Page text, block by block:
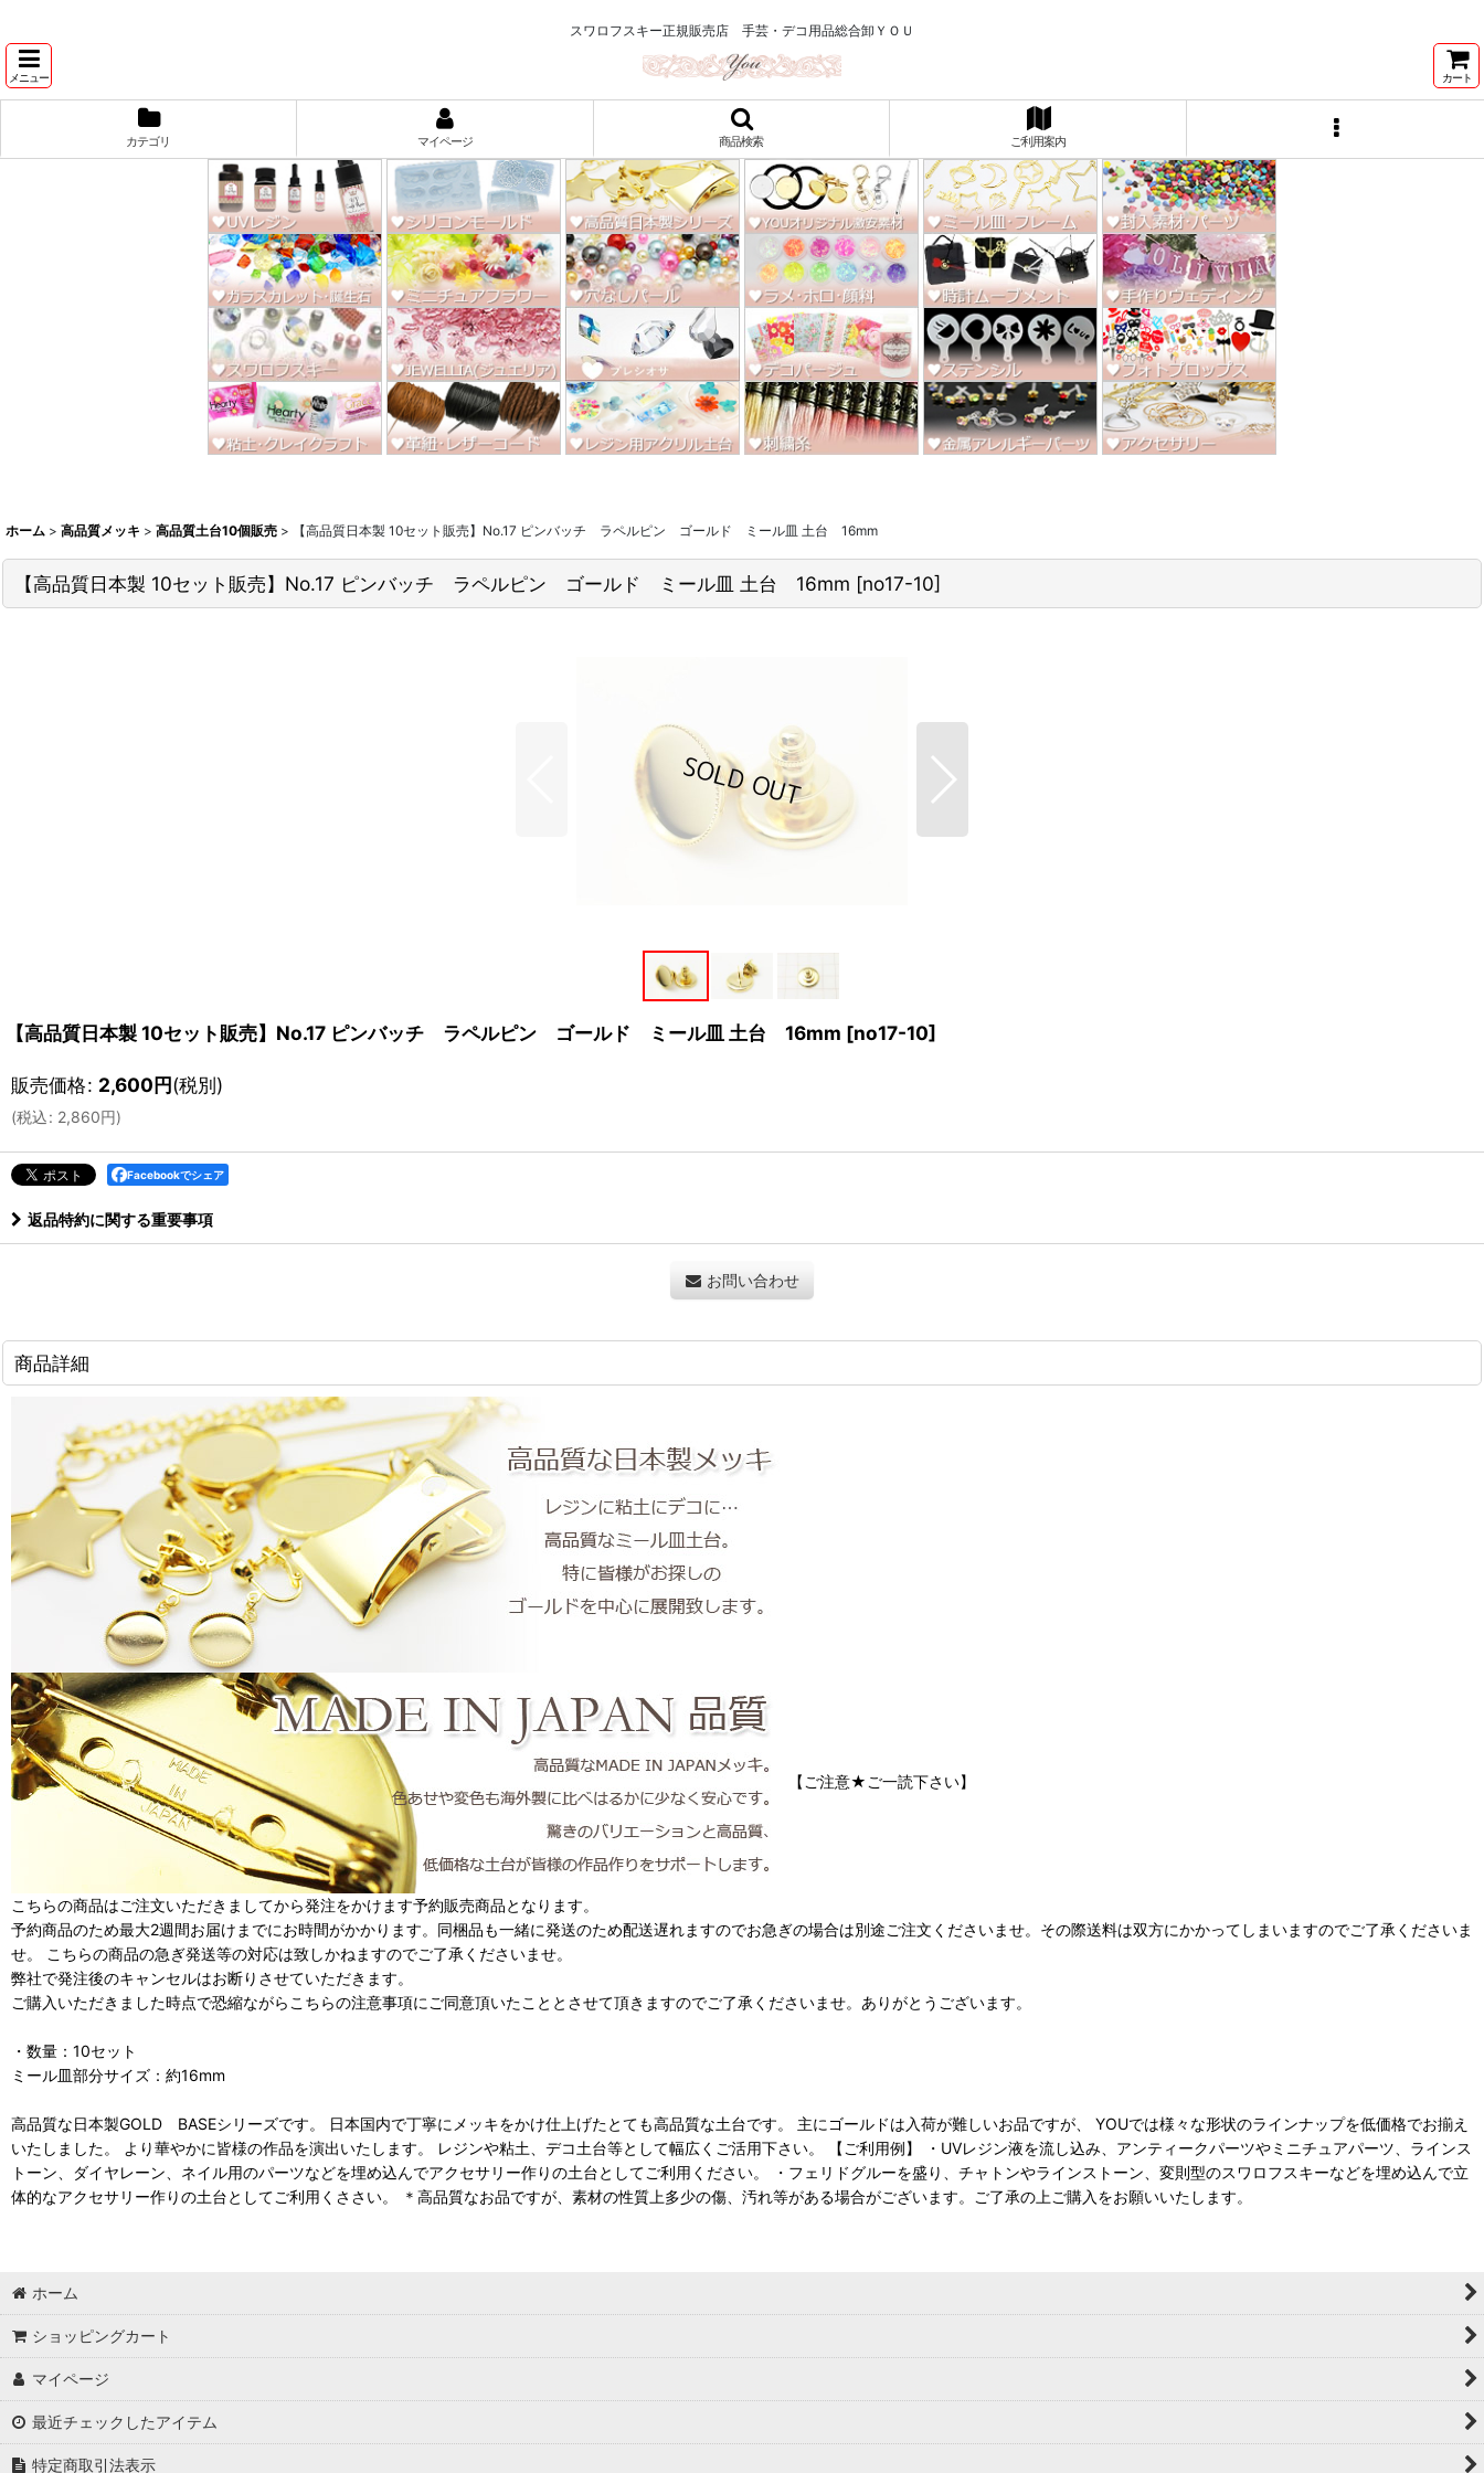
スワロフスキー正規販売店 手芸・デコ用品総合卸ＹＯＵ
メニュー カート
カテゴリ マイページ 商品検索 ご利用案内
ホーム > 高品質メッキ > 高品質土台10個販売 > 【高品質日本製 10セット販売】No.17 ピンバッチ ラペルピン ゴールド ミール皿 土台 16mm
【高品質日本製 10セット販売】No.17 ピンバッチ ラペルピン ゴールド ミール皿 土台 16mm [no17-10]
【高品質日本製 10セット販売】No.17 ピンバッチ ラペルピン ゴールド ミール皿 土台 16mm [no17-10]
販売価格: 2,600円(税別)
(税込: 2,860円)
Facebookでシェア
返品特約に関する重要事項
お問い合わせ
商品詳細
【ご注意★ご一読下さい】
こちらの商品はご注文いただきましてから発注をかけます予約販売商品となります。
予約商品のため最大2週間お届けまでにお時間がかかります。同梱品も一緒に発送のため配送遅れますのでお急ぎの場合は別途ご注文くださいませ。その際送料は双方にかかってしまいますのでご了承くださいま
せ。 こちらの商品の急ぎ発送等の対応は致しかねますのでご了承くださいませ。
弊社で発注後のキャンセルはお断りさせていただきます。
ご購入いただきました時点で恐縮ながらこちらの注意事項にご同意頂いたこととさせて頂きますのでご了承くださいませ。ありがとうございます。
・数量：10セット
ミール皿部分サイズ：約16mm
高品質な日本製GOLD BASEシリーズです。 日本国内で丁寧にメッキをかけ仕上げたとても高品質な土台です。 主にゴールドは入荷が難しいお品ですが、 YOUでは様々な形状のラインナップを低価格でお揃え
いたしました。 より華やかに皆様の作品を演出いたします。 レジンや粘土、デコ土台等として幅広くご活用下さい。 【ご利用例】 ・UVレジン液を流し込み、アンティークパーツやミニチュアパーツ、ラインス
トーン、ダイヤレーン、ネイル用のパーツなどを埋め込んでアクセサリー作りの土台としてご利用ください。 ・フェリドグルーを盛り、チャトンやラインストーン、変則型のスワロフスキーなどを埋め込んで立
体的なアクセサリー作りの土台としてご利用くささい。 ＊高品質なお品ですが、素材の性質上多少の傷、汚れ等がある場合がございます。ご了承の上ご購入をお願いいたします。
ホーム
ショッピングカート
マイページ
最近チェックしたアイテム
特定商取引法表示